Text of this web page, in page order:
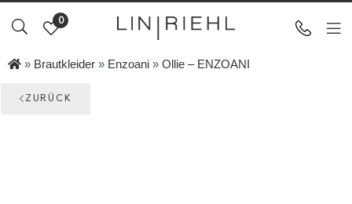
0
» Brautkleider » Enzoani » Ollie – ENZOANI
ZURÜCK